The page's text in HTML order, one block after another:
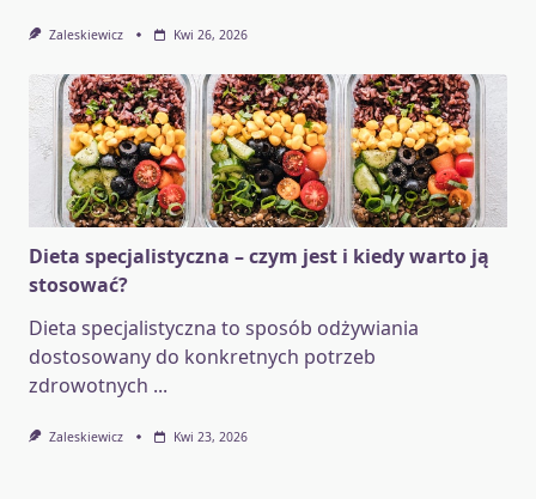
Zaleskiewicz Kwi 26, 2026
Dieta specjalistyczna – czym jest i kiedy warto ją
stosować?
Dieta specjalistyczna to sposób odżywiania
dostosowany do konkretnych potrzeb
zdrowotnych ...
Zaleskiewicz Kwi 23, 2026